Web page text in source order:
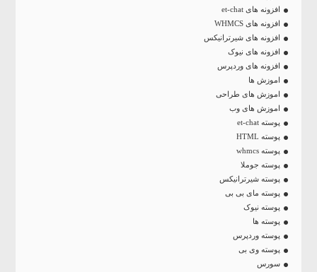
افزونه های et-chat
افزونه های WHMCS
افزونه های شیرترانیکس
افزونه های نیوک
افزونه های وردپرس
اموزش ها
اموزش های طراحی
اموزش های وب
پوسته et-chat
پوسته HTML
پوسته whmcs
پوسته جوملا
پوسته شیرترانیکس
پوسته مای بی بی
پوسته نیوک
پوسته ها
پوسته وردپرس
پوسته وی بی
سورس